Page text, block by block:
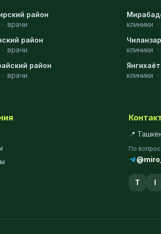
район
· врачи
клиники ·
район
· врачи
клиники ·
район
· врачи
клиники ·
📍
По
T I